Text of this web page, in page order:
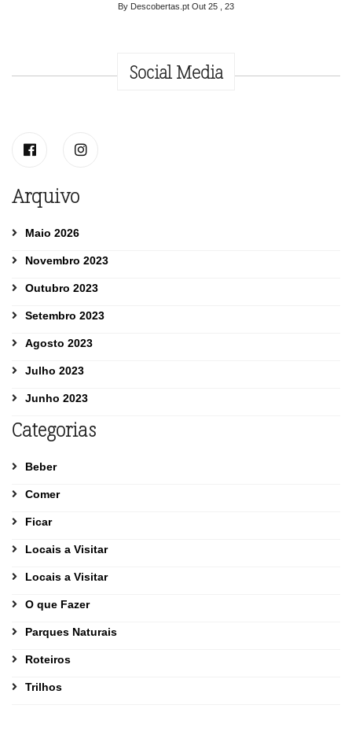
By Descobertas.pt Out 25 , 23
Social Media
Arquivo
Maio 2026
Novembro 2023
Outubro 2023
Setembro 2023
Agosto 2023
Julho 2023
Junho 2023
Categorias
Beber
Comer
Ficar
Locais a Visitar
Locais a Visitar
O que Fazer
Parques Naturais
Roteiros
Trilhos